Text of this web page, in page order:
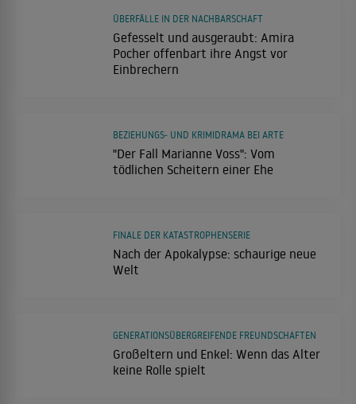
Gefesselt und ausgeraubt: Amira
Pocher offenbart ihre Angst vor
Einbrechern
ÜBERFÄLLE IN DER NACHBARSCHAFT
"Der Fall Marianne Voss": Vom
tödlichen Scheitern einer Ehe
BEZIEHUNGS- UND KRIMIDRAMA BEI ARTE
Nach der Apokalypse: schaurige neue
Welt
FINALE DER KATASTROPHENSERIE
Großeltern und Enkel: Wenn das Alter
keine Rolle spielt
GENERATIONSÜBERGREIFENDE FREUNDSCHAFTEN